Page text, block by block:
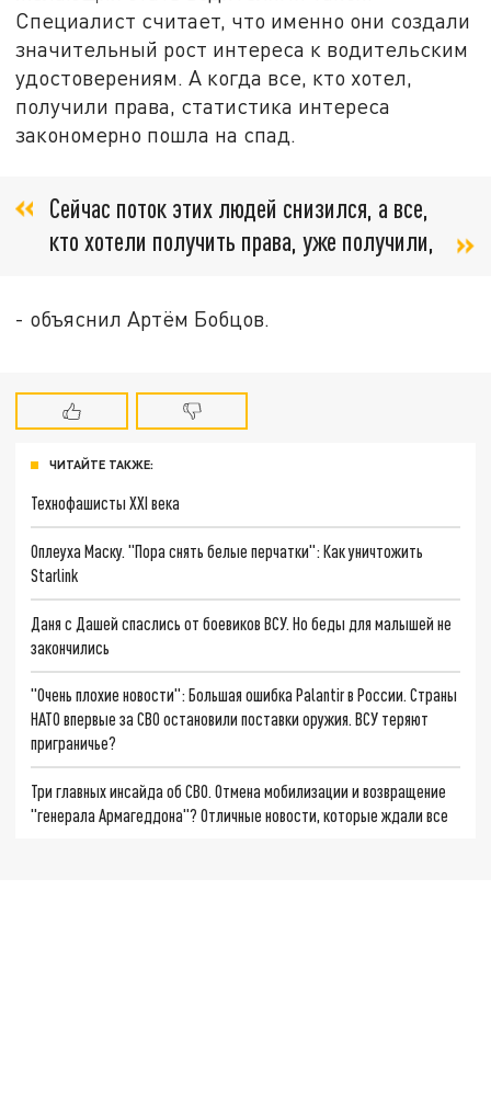
Специалист считает, что именно они создали
значительный рост интереса к водительским
удостоверениям. А когда все, кто хотел,
получили права, статистика интереса
закономерно пошла на спад.
Сейчас поток этих людей снизился, а все,
кто хотели получить права, уже получили,
- объяснил Артём Бобцов.
ЧИТАЙТЕ ТАКЖЕ:
Технофашисты XXI века
Оплеуха Маску. "Пора снять белые перчатки": Как уничтожить
Starlink
Даня с Дашей спаслись от боевиков ВСУ. Но беды для малышей не
закончились
"Очень плохие новости": Большая ошибка Palantir в России. Страны
НАТО впервые за СВО остановили поставки оружия. ВСУ теряют
приграничье?
Три главных инсайда об СВО. Отмена мобилизации и возвращение
"генерала Армагеддона"? Отличные новости, которые ждали все